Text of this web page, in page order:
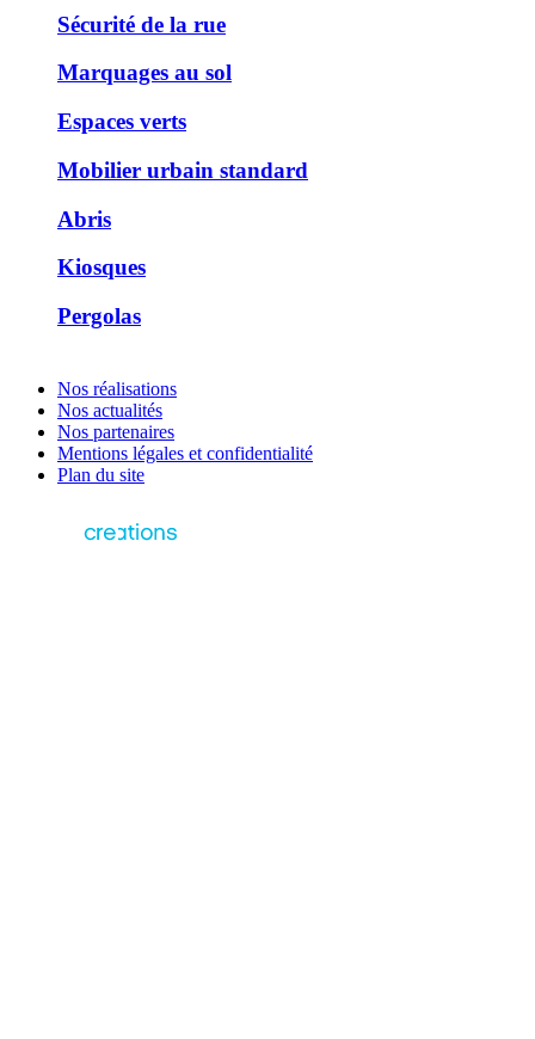
Sécurité de la rue
Marquages au sol
Espaces verts
Mobilier urbain standard
Abris
Kiosques
Pergolas
Nos réalisations
Nos actualités
Nos partenaires
Mentions légales et confidentialité
Plan du site